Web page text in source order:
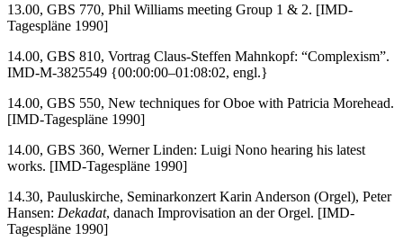
13.00, GBS 770, Phil Williams meeting Group 1 & 2. [IMD-
Tagespläne 1990]
14.00, GBS 810, Vortrag Claus-Steffen Mahnkopf: “Complexism”.
IMD-M-3825549 {00:00:00–01:08:02, engl.}
14.00, GBS 550, New techniques for Oboe with Patricia Morehead.
[IMD-Tagespläne 1990]
14.00, GBS 360, Werner Linden: Luigi Nono hearing his latest
works. [IMD-Tagespläne 1990]
14.30, Pauluskirche, Seminarkonzert Karin Anderson (Orgel), Peter
Hansen: Dekadat, danach Improvisation an der Orgel. [IMD-
Tagespläne 1990]